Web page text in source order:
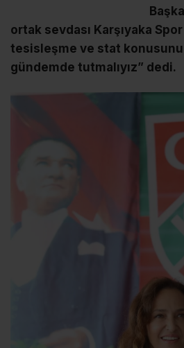
ortak sevdası Karşıyaka
tesisleşme ve stat
gündemde tutmalıyız” dedi.